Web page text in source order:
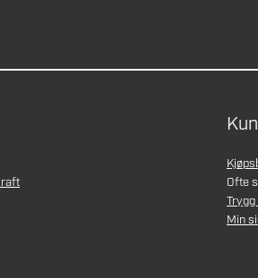
Ofte
Trygg
Min